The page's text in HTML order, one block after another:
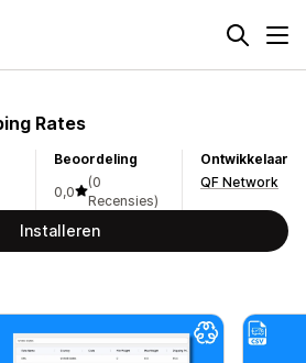
Rates
Beoordeling
0,0
(0
Recensies)
Ontwikkelaar
QF Network
Installeren